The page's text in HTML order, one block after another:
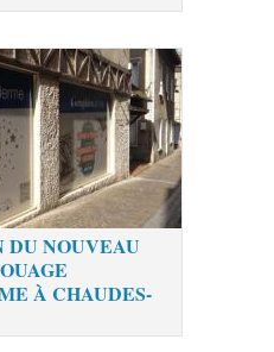
DU NOUVEAU
À CHAUDES-